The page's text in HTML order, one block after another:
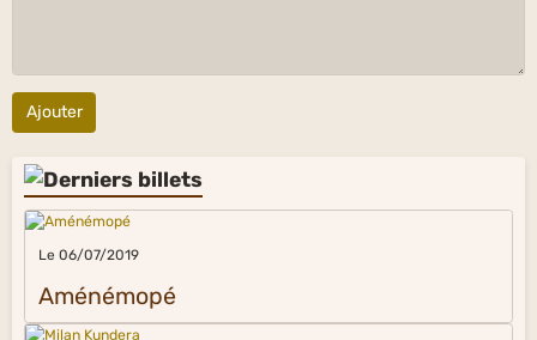
Ajouter
Le 06/07/2019
Aménémopé